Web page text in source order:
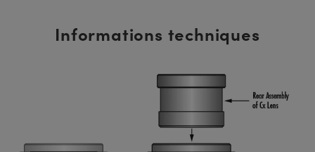
Informations techniques